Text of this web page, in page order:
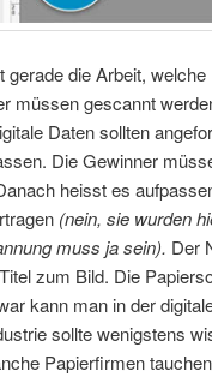
gerade die Arbeit,
müssen gescannt
Daten sollten
Die Gewinner
heisst es
(nein, sie wurden
muss ja sein). Der
zum Bild. Die
kann man in der
sollte wenigstens
Papierfirmen